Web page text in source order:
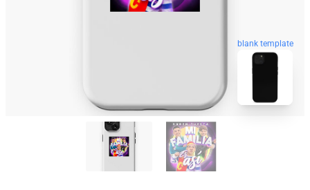
blank template